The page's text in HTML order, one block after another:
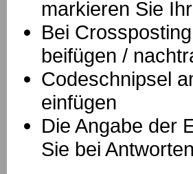
markieren Sie
Bei
beifügen /
Codeschnipsel
einfügen
Die Angabe der
Sie bei